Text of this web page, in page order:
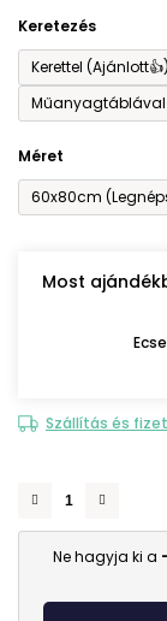
Keretezés
Kerettel (Ajánlott👍)
Műanyagtáblával
Méret
60x80cm
Most
Szállítás és
Ne hagyja ki a